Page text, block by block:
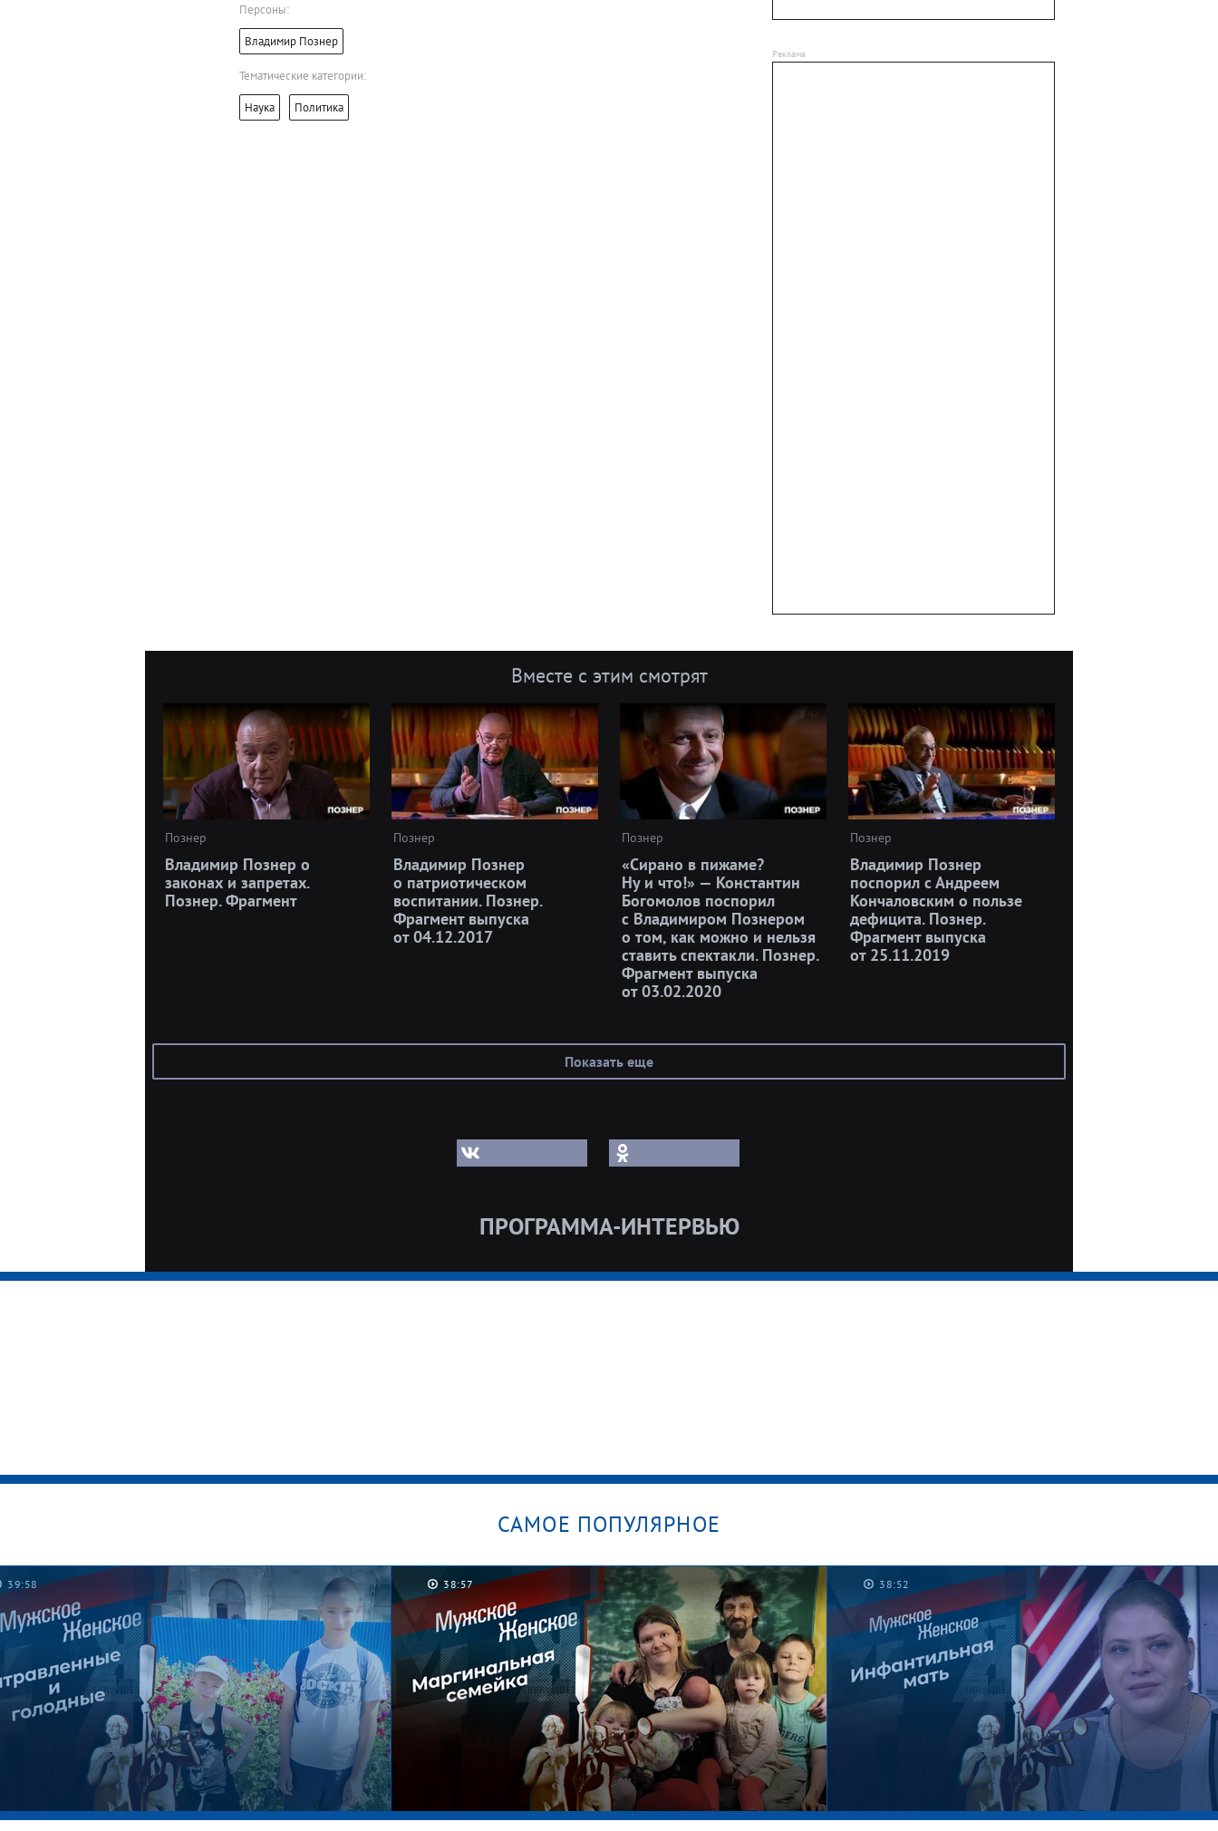
Персоны:
Владимир Познер
Тематические категории:
Наука Политика
Вместе с этим смотрят
Познер
Владимир Познер о
законах и запретах.
Познер. Фрагмент
Познер
Владимир Познер
о патриотическом
воспитании. Познер.
Фрагмент выпуска
от 04.12.2017
Познер
«Сирано в пижаме?
Ну и что!» — Константин
Богомолов поспорил
с Владимиром Познером
о том, как можно и нельзя
ставить спектакли. Познер.
Фрагмент выпуска
от 03.02.2020
Познер
Владимир Познер
поспорил с Андреем
Кончаловским о пользе
дефицита. Познер.
Фрагмент выпуска
от 25.11.2019
Показать еще
ПРОГРАММА-ИНТЕРВЬЮ
САМОЕ ПОПУЛЯРНОЕ
39:58 38:57 38:52